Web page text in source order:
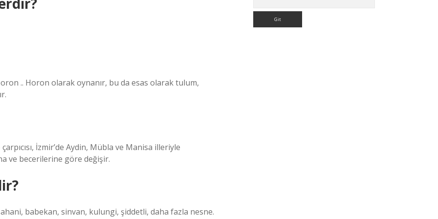
.. Horon olarak oynanır, bu da esas olarak tulum,
İzmir’de Aydin, Mübla ve Manisa illeriyle
ve becerilerine göre değişir.
babekan, sinvan, kulungi, şiddetli, daha fazla nesne.